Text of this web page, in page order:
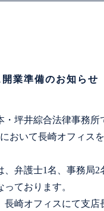
業準備のお知らせ
・坪井綜合法律事務所
おいて長崎オフィス
、弁護士1名、事務局2
っております。
長崎オフィスにて支店